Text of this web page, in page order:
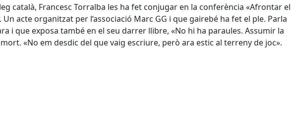
català, Francesc Torralba les ha fet conjugar en la conferència «Afrontar el
acte organitzat per l’associació Marc GG i que gairebé ha fet el ple. Parla
i que exposa també en el seu darrer llibre, «No hi ha paraules. Assumir la
«No em desdic del que vaig escriure, però ara estic al terreny de joc».